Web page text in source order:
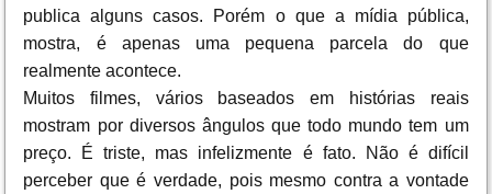
publica alguns casos. Porém o que a mídia pública,
mostra, é apenas uma pequena parcela do que
realmente acontece.
Muitos filmes, vários baseados em histórias reais
mostram por diversos ângulos que todo mundo tem um
preço. É triste, mas infelizmente é fato. Não é difícil
perceber que é verdade, pois mesmo contra a vontade